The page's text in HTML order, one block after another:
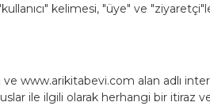
kelimesi, "üye" ve
ve www.arikitabevi.com alan adlı
ile ilgili olarak herhangi bir itiraz